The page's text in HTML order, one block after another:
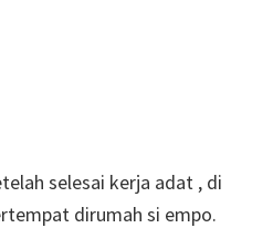
selesai kerja adat , di
dirumah si empo.